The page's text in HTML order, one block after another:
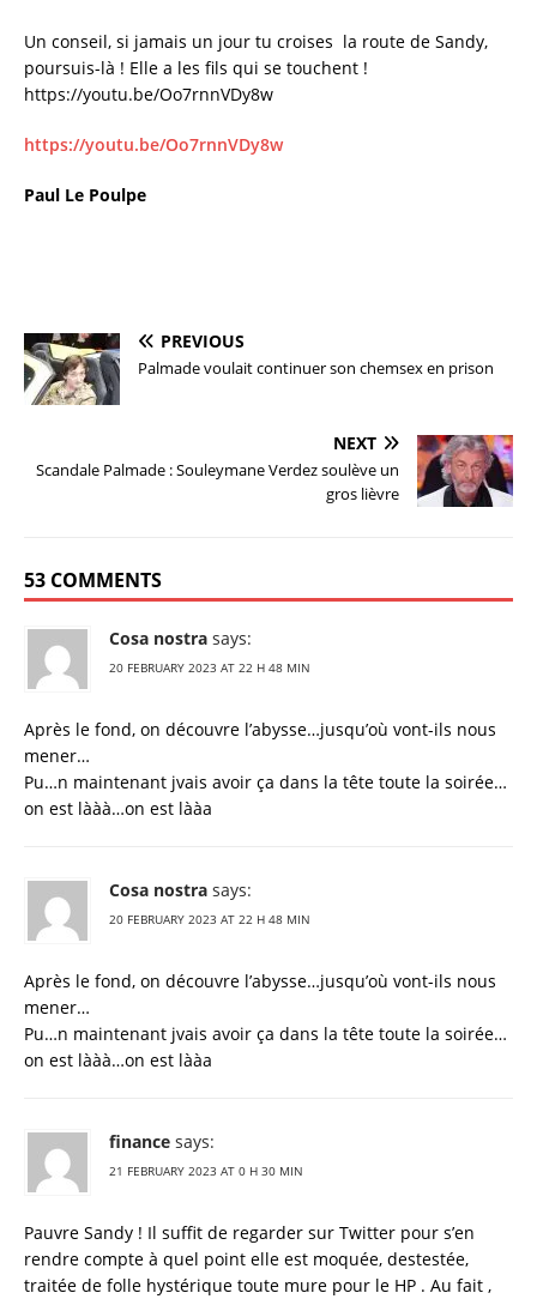
Un conseil, si jamais un jour tu croises la route de Sandy,
poursuis-là ! Elle a les fils qui se touchent !
https://youtu.be/Oo7rnnVDy8w
https://youtu.be/Oo7rnnVDy8w
Paul Le Poulpe
PREVIOUS
Palmade voulait continuer son chemsex en prison
NEXT
Scandale Palmade : Souleymane Verdez soulève un
gros lièvre
53 COMMENTS
Cosa nostra says:
20 FEBRUARY 2023 AT 22 H 48 MIN
Après le fond, on découvre l’abysse…jusqu’où vont-ils nous
mener…
Pu…n maintenant jvais avoir ça dans la tête toute la soirée…
on est lààà…on est lààa
Cosa nostra says:
20 FEBRUARY 2023 AT 22 H 48 MIN
Après le fond, on découvre l’abysse…jusqu’où vont-ils nous
mener…
Pu…n maintenant jvais avoir ça dans la tête toute la soirée…
on est lààà…on est lààa
finance says:
21 FEBRUARY 2023 AT 0 H 30 MIN
Pauvre Sandy ! Il suffit de regarder sur Twitter pour s’en
rendre compte à quel point elle est moquée, destestée,
traitée de folle hystérique toute mure pour le HP . Au fait ,